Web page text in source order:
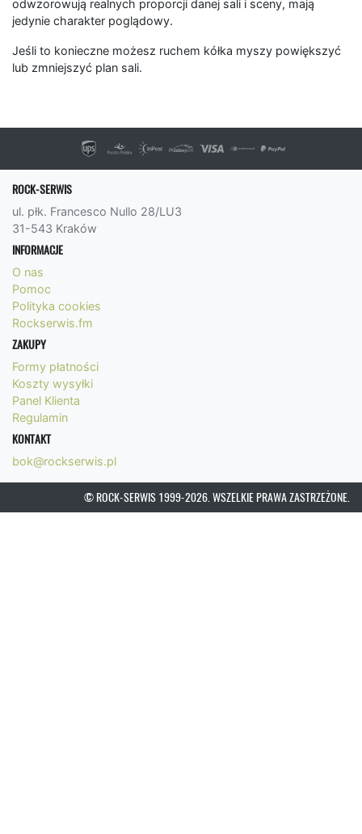
odwzorowują realnych proporcji danej sali i sceny, mają
jedynie charakter poglądowy.
Jeśli to konieczne możesz ruchem kółka myszy powiększyć
lub zmniejszyć plan sali.
ROCK-SERWIS
ul. płk. Francesco Nullo 28/LU3
31-543 Kraków
INFORMACJE
O nas
Pomoc
Polityka cookies
Rockserwis.fm
ZAKUPY
Formy płatności
Koszty wysyłki
Panel Klienta
Regulamin
KONTAKT
bok@rockserwis.pl
© ROCK-SERWIS 1999-2026. WSZELKIE PRAWA ZASTRZEŻONE.